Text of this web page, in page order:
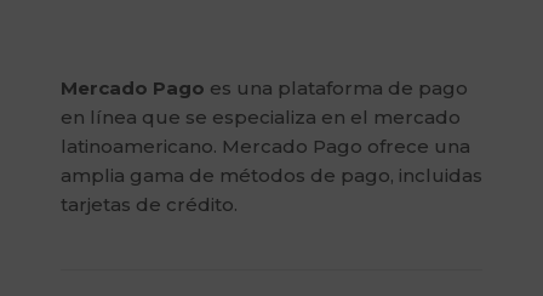
Mercado Pago es una plataforma de pago
en línea que se especializa en el mercado
latinoamericano. Mercado Pago ofrece una
amplia gama de métodos de pago, incluidas
tarjetas de crédito.